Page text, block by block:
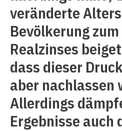
veränderte
Bevölkerung
Realzinses
dass dieser
aber nachlassen
Allerdings
Ergebnisse auch